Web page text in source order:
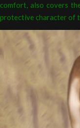
comfort, also covers
protective character of